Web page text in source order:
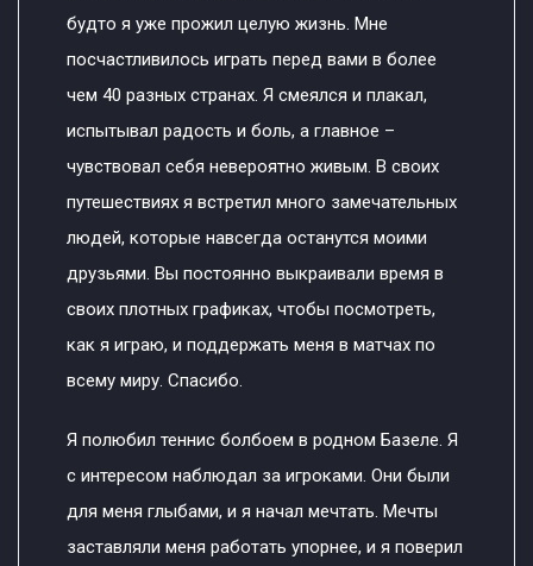
будто я уже прожил целую жизнь. Мне
посчастливилось играть перед вами в более
чем 40 разных странах. Я смеялся и плакал,
испытывал радость и боль, а главное –
чувствовал себя невероятно живым. В своих
путешествиях я встретил много замечательных
людей, которые навсегда останутся моими
друзьями. Вы постоянно выкраивали время в
своих плотных графиках, чтобы посмотреть,
как я играю, и поддержать меня в матчах по
всему миру. Спасибо.
Я полюбил теннис болбоем в родном Базеле. Я
с интересом наблюдал за игроками. Они были
для меня глыбами, и я начал мечтать. Мечты
заставляли меня работать упорнее, и я поверил